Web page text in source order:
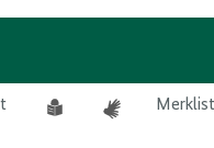
Leichte